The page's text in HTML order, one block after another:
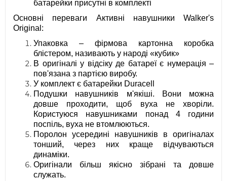
батарейки присутні в комплекті
Основні переваги Активні навушники Walker's
Original:
Упаковка – фірмова картонна коробка
блістером, називають у народі «кубик»
В оригіналі у відсіку де батареї є нумерація –
пов'язана з партією виробу.
У комплект є батарейки Duracell
Подушки навушників м'якіші. Вони можна
довше проходити, щоб вуха не хворіли.
Користуюся навушниками понад 4 години
поспіль, вуха не втомлюються.
Поролон усередині навушників в оригіналах
тонший, через них краще відчуваються
динаміки.
Оригінали більш якісно зібрані та довше
служать.